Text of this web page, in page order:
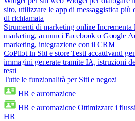
sito, utilizzare le app di messaggistica più
di richiamata
Strumenti di marketing online Incrementa
marketing, annunci Facebook o Google
marketing, integrazione con il CRM
CoPilot in Siti e store Testi accattivanti
immagini generate tramite IA, istruzioni
testi
Tutte le funzionalità per Siti e negozi
HR e automazione
HR e automazione Ottimizzare i
HR